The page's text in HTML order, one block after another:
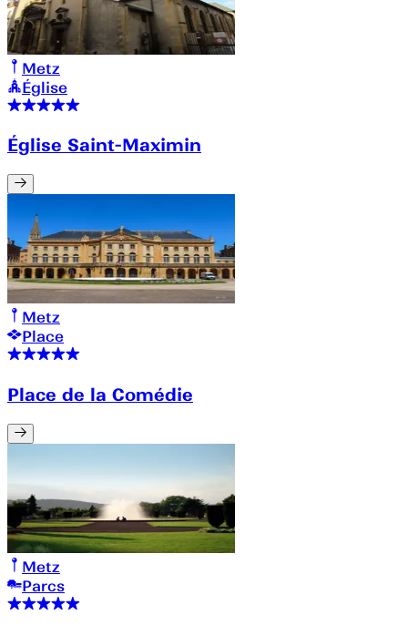
Metz
Église
Église Saint-Maximin
Metz
Place
Place de la Comédie
Metz
Parcs